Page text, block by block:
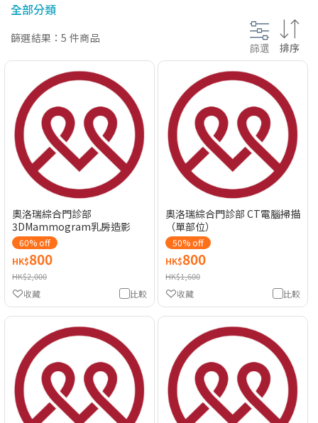
全部分類
篩選結果：5 件商品
篩選 排序
奧洛瑞綜合門診部
3DMammogram乳房造影
60% off
HK$800
HK$2,000
比較
收藏
奧洛瑞綜合門診部 CT電腦掃描
（單部位）
50% off
HK$800
HK$1,600
比較
收藏